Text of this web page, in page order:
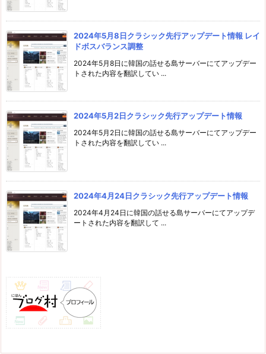
2024年5月8日クラシック先行アップデート情報 レイ
ドボスバランス調整
2024年5月8日に韓国の話せる島サーバーにてアップデー
トされた内容を翻訳してい ...
2024年5月2日クラシック先行アップデート情報
2024年5月2日に韓国の話せる島サーバーにてアップデー
トされた内容を翻訳してい ...
2024年4月24日クラシック先行アップデート情報
2024年4月24日に韓国の話せる島サーバーにてアップデ
ートされた内容を翻訳して ...